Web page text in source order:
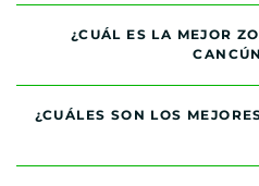
¿CUÁL ES LA MEJOR
¿CUÁLES SON LOS